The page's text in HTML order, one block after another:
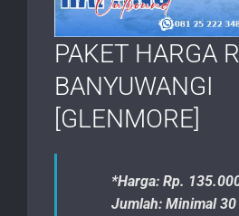
PAKET HARGA
BANYUWANGI
[GLENMORE]
*Harga: Rp.
Jumlah: Minimal